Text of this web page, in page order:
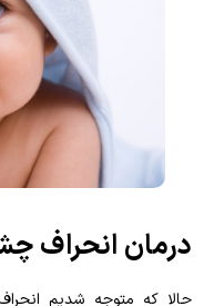
درمان انحراف
حالا که متوجه شدیم